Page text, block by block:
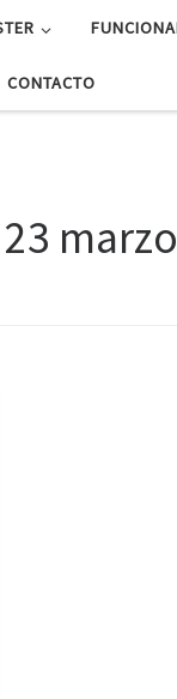
CONTACTO
23